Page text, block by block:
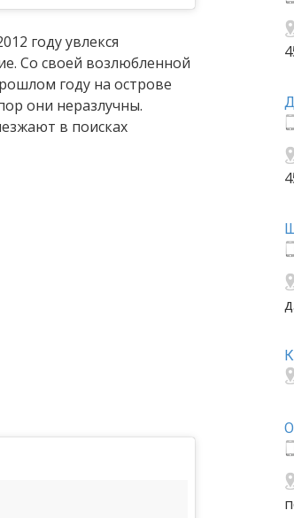
году увлекся
Со своей возлюбленной
году на острове
они неразлучны.
в поисках